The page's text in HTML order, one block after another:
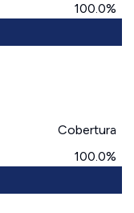
100.0%
Cobertura
100.0%